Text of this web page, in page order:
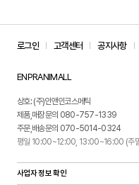
로그인 고객센터 공지사항
ENPRANIMALL
상호: (주)인앤인코스메틱
제품,매장문의 080-757-1339
주문,배송문의 070-5014-0324
평일 10:00~12:00, 13:00~16:00 (주
사업자 정보 확인